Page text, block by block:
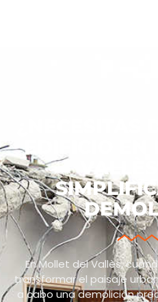
EDIFICIO EN
En Mollet del Vallès,
transformar el paisaje
a cabo una demolición